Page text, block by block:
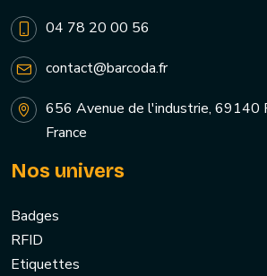
04 78 20 00 56
contact@barcoda.fr
656 Avenue de l'industrie, 69140
France
Nos univers
Badges
RFID
Etiquettes